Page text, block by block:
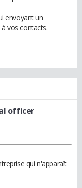
envoyant un
vos contacts.
officer
qui n'apparaît